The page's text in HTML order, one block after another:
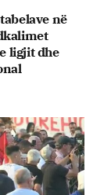
në
ligjit dhe